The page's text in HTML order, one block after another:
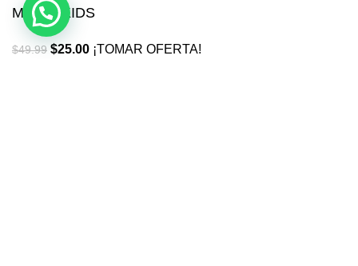
MAGIA KIDS
$49.99 $25.00 ¡TOMAR OFERTA!